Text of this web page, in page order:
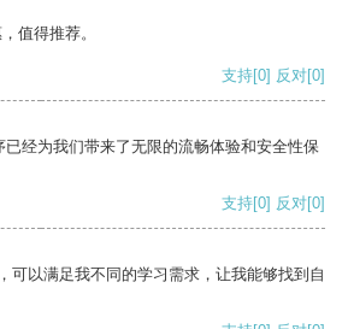
值得推荐。
支持[0] 反对[0]
经为我们带来了无限的流畅体验和安全性保
支持[0] 反对[0]
可以满足我不同的学习需求，让我能够找到自